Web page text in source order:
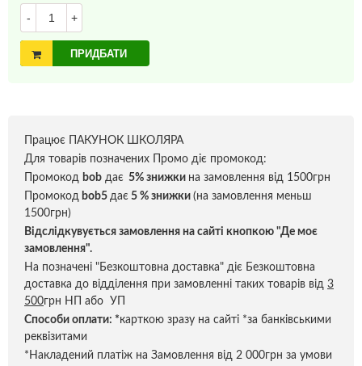
- +
ПРИДБАТИ
Працює ПАКУНОК ШКОЛЯРА
Для товарів позначених Промо діє промокод:
Промокод bob дає 5% знижки на замовлення від 1500грн
Промокод bob5 дає 5 % знижки (на замовлення меньш
1500грн)
Відслідкувується замовлення на сайті кнопкою "Де моє
замовлення".
На позначені "Безкоштовна доставка" діє Безкоштовна
доставка до відділення при замовленні таких товарів від 3
500грн НП або УП
Способи оплати: *карткою зразу на сайті *за банківськими
реквізитами
*Накладений платіж на Замовлення від 2 000грн за умови